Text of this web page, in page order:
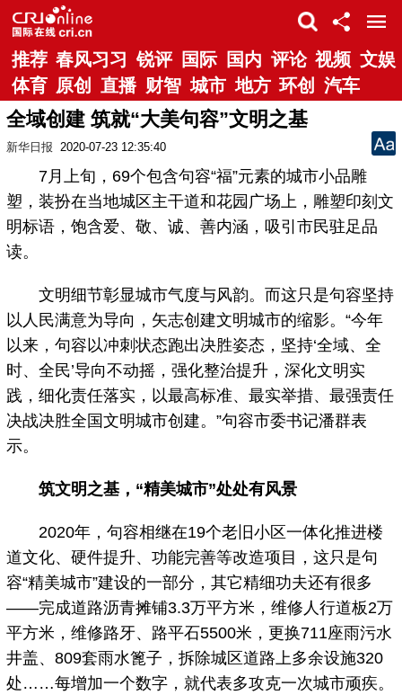
推荐 春风习习 锐评 国际 国内 评论 视频 文娱
体育 原创 直播 财智 城市 地方 环创 汽车
全域创建 筑就“大美句容”文明之基
新华日报 2020-07-23 12:35:40
7月上旬，69个包含句容“福”元素的城市小品雕
塑，装扮在当地城区主干道和花园广场上，雕塑印刻文
明标语，饱含爱、敬、诚、善内涵，吸引市民驻足品
读。
文明细节彰显城市气度与风韵。而这只是句容坚持
以人民满意为导向，矢志创建文明城市的缩影。“今年
以来，句容以冲刺状态跑出决胜姿态，坚持‘全域、全
时、全民’导向不动摇，强化整治提升，深化文明实
践，细化责任落实，以最高标准、最实举措、最强责任
决战决胜全国文明城市创建。”句容市委书记潘群表
示。
筑文明之基，“精美城市”处处有风景
2020年，句容相继在19个老旧小区一体化推进楼
道文化、硬件提升、功能完善等改造项目，这只是句
容“精美城市”建设的一部分，其它精细功夫还有很多
——完成道路沥青摊铺3.3万平方米，维修人行道板2万
平方米，维修路牙、路平石5500米，更换711座雨污水
井盖、809套雨水篦子，拆除城区道路上多余设施320
处……每增加一个数字，就代表多攻克一次城市顽疾。